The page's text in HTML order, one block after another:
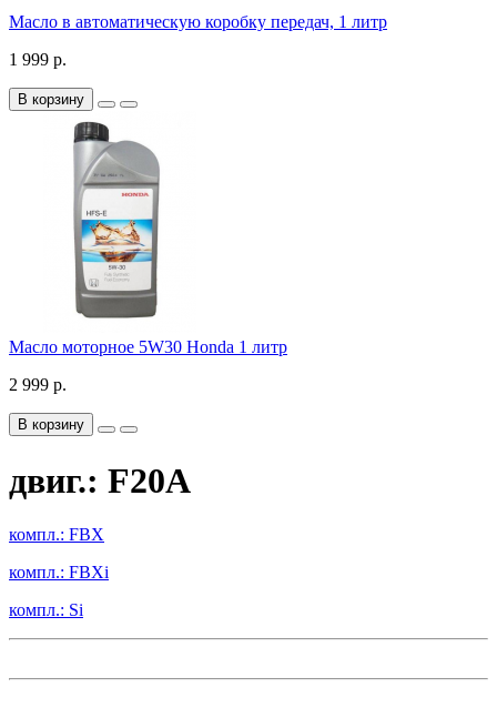
Масло в автоматическую коробку передач, 1 литр
1 999 р.
В корзину
Масло моторное 5W30 Honda 1 литр
2 999 р.
В корзину
двиг.: F20A
компл.: FBX
компл.: FBXi
компл.: Si